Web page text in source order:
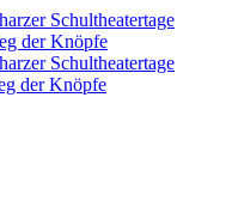
Schultheatertage
der Knöpfe
Schultheatertage
der Knöpfe